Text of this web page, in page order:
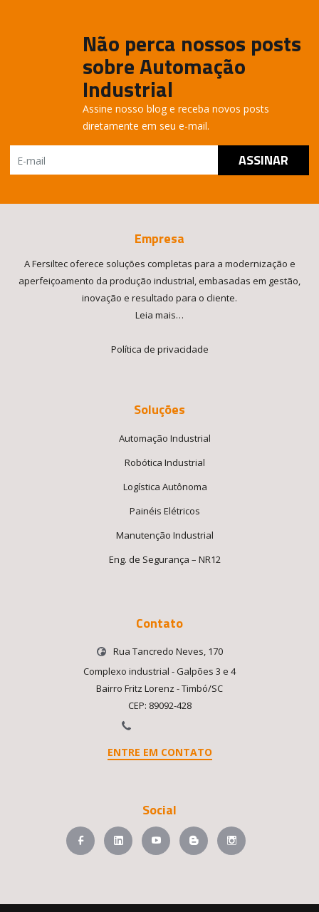
Não perca nossos posts
sobre Automação
Industrial
Assine nosso blog e receba novos posts
diretamente em seu e-mail.
Empresa
A Fersiltec oferece soluções completas para a modernização e
aperfeiçoamento da produção industrial, embasadas em gestão,
inovação e resultado para o cliente.
Leia mais…
Política de privacidade
Soluções
Automação Industrial
Robótica Industrial
Logística Autônoma
Painéis Elétricos
Manutenção Industrial
Eng. de Segurança – NR12
Contato
Rua Tancredo Neves, 170
Complexo industrial - Galpões 3 e 4
Bairro Fritz Lorenz - Timbó/SC
CEP: 89092-428
ENTRE EM CONTATO
Social